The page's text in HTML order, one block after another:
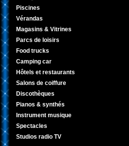
Piscines
Vérandas
Magasins & Vitrines
Parcs de loisirs
Food trucks
Camping car
Hôtels et restaurants
Salons de coiffure
Discothèques
Pianos & synthés
Instrument musique
Spectacles
Studios radio TV